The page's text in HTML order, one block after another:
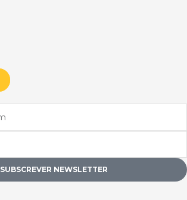
SUBSCREVER NEWSLETTER